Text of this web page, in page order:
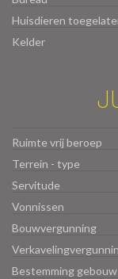
Huisdieren
Kelder
Ruimte vrij beroep
Terrein - type
Servitude
Vonnissen
Bouwvergunning
Bestemming